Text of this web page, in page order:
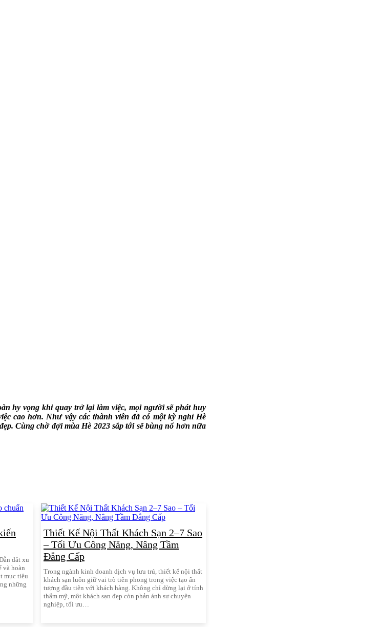
hy vọng khi quay trở lại làm việc, mọi người sẽ phát huy
cao hơn. Như vậy các thành viên đã có một kỳ nghỉ Hè
Cùng chờ đợi mùa Hè 2023 sắp tới sẽ bùng nổ hơn nữa
dắt xu
và hoàn
mục tiêu
những
Thiết Kế Nội Thất Khách Sạn 2–7 Sao
– Tối Ưu Công Năng, Nâng Tầm
Đẳng Cấp
Trong ngành kinh doanh dịch vụ lưu trú, thiết kế nội thất
khách sạn luôn giữ vai trò tiên phong trong việc tạo ấn
tượng đầu tiên với khách hàng. Không chỉ dừng lại ở tính
thẩm mỹ, một khách sạn đẹp còn phản ánh sự chuyên
nghiệp, tối ưu…